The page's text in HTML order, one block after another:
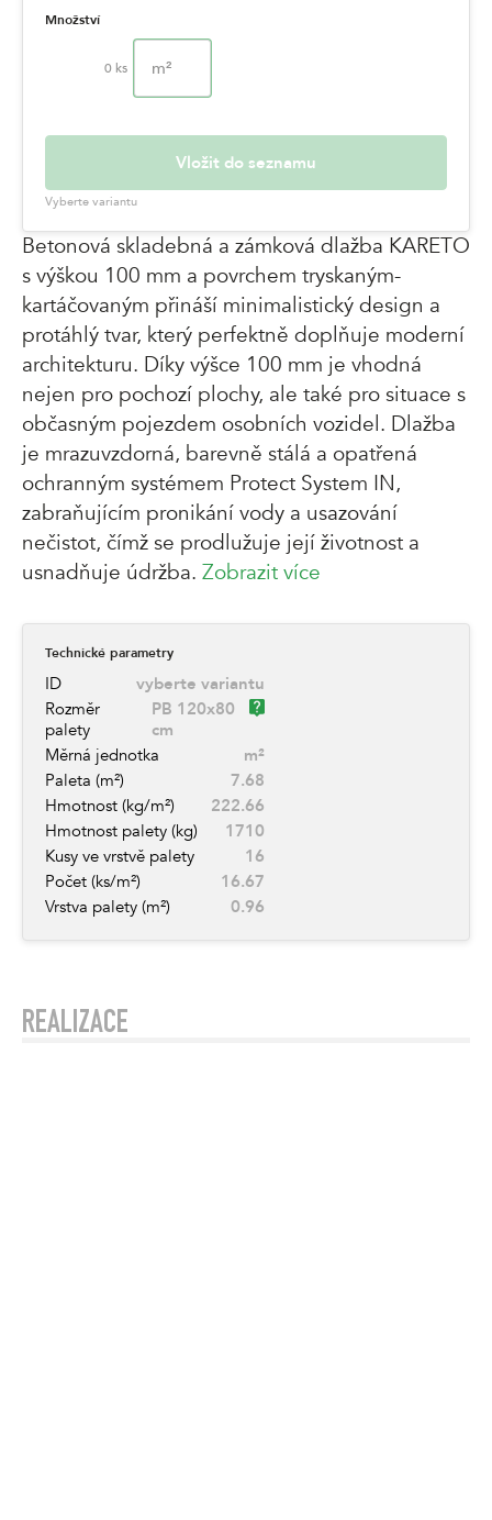
Množství
0 ks m²
Vložit do seznamu
Vyberte variantu
Betonová skladebná a zámková dlažba KARETO
s výškou 100 mm a povrchem tryskaným-
kartáčovaným přináší minimalistický design a
protáhlý tvar, který perfektně doplňuje moderní
architekturu. Díky výšce 100 mm je vhodná
nejen pro pochozí plochy, ale také pro situace s
občasným pojezdem osobních vozidel. Dlažba
je mrazuvzdorná, barevně stálá a opatřená
ochranným systémem Protect System IN,
zabraňujícím pronikání vody a usazování
nečistot, čímž se prodlužuje její životnost a
usnadňuje údržba. Zobrazit více
Technické parametry
ID
vyberte variantu
Rozměr
palety
PB 120x80
cm
Měrná jednotka
m²
Paleta (m²)
7.68
Hmotnost (kg/m²)
222.66
Hmotnost palety (kg)
1710
Kusy ve vrstvě palety
16
Počet (ks/m²)
16.67
Vrstva palety (m²)
0.96
REALIZACE